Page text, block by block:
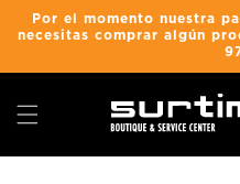
directamente
al contenido
Por el momento nuestra
necesitas comprar algún